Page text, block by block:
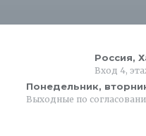
Россия,
Вход 4,
Понедельник,
Выходные по